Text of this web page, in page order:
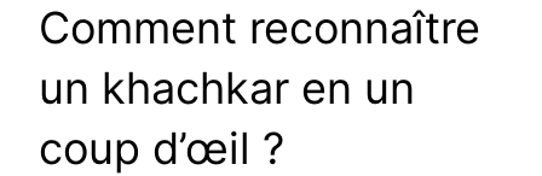
Comment reconnaître
un khachkar en un
coup d’œil ?